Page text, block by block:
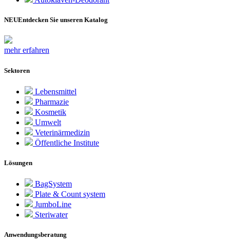
NEUEntdecken Sie unseren Katalog
mehr erfahren
Sektoren
Lebensmittel
Pharmazie
Kosmetik
Umwelt
Veterinärmedizin
Öffentliche Institute
Lösungen
BagSystem
Plate & Count system
JumboLine
Steriwater
Anwendungsberatung